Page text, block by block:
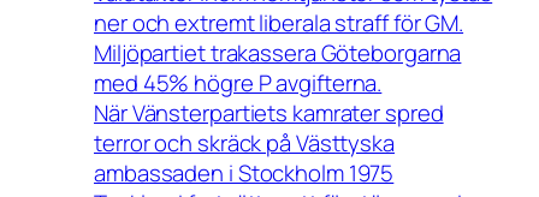
ner och extremt liberala straff för GM.
Miljöpartiet trakassera Göteborgarna
med 45% högre P avgifterna.
När Vänsterpartiets kamrater spred
terror och skräck på Västtyska
ambassaden i Stockholm 1975